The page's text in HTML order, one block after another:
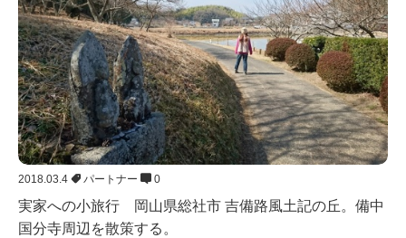
2018.03.4 パートナー 0
実家への小旅行 岡山県総社市 吉備路風土記の丘。備中
国分寺周辺を散策する。